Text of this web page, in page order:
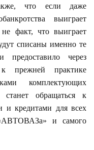
что если даже
выиграет
факт, что выиграет
списаны именно те
предоставило через
прежней практике
комплектующих
обращаться к
и кредитами для всех
и самого